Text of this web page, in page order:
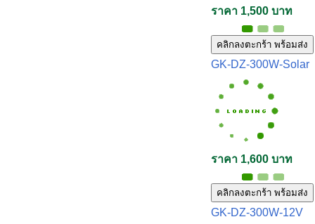
ราคา 1,500 บาท
คลิกลงตะกร้า พร้อมส่ง
GK-DZ-300W-Solar
ราคา 1,600 บาท
คลิกลงตะกร้า พร้อมส่ง
GK-DZ-300W-12V